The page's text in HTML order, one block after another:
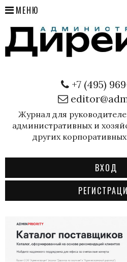
МЕНЮ
+7 (495)
Журнал для
административных и
других
ВХОД